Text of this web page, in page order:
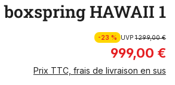
HAWAII 1
-23 % UVP1 299,00 €
999,00 €
Prix TTC, frais de livraison en sus